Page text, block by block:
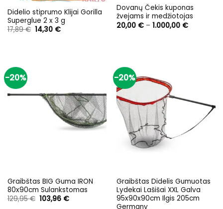
Didelio stiprumo Klijai Gorilla
Superglue 2 x 3 g
17,89€ Original
price
14,30 €Current
Dovanų Čekis kuponas
žvejams ir medžiotojas
20,00 € – 1.000,00 €Price
-20%
Graibštas BIG Guma IRON
80x90cm Sulankstomas
129,95€ Original
price
103,96 €Current
-20%
Graibštas Didelis Gumuotas
Lydekai Lašišai XXL Galva
95x90x90cm Ilgis 205cm
Germany